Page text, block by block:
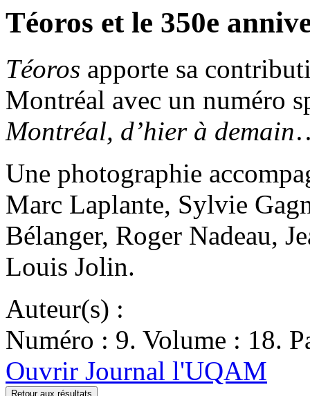
Téoros et le 350e
Téoros apporte sa
Montréal avec un numéro
Montréal, d’hier à demain
Une photographie
Marc Laplante, Sylvie
Bélanger, Roger Nadeau,
Louis Jolin.
Auteur(s) :
Numéro : 9. Volume : 18.
Ouvrir Journal l'UQAM
Retour aux résultats